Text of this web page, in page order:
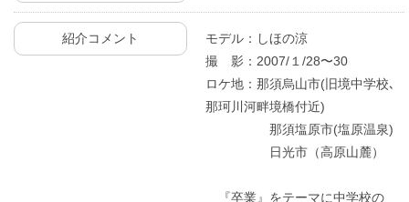
紹介コメント
モデル：しほの涼
撮 影：2007/１/28〜30
ロケ地：那須烏山市(旧境中学校､
那珂川河畔境橋付近)
那須塩原市(塩原温泉)
日光市（高原山麓）
『卒業』をテーマに中学校の